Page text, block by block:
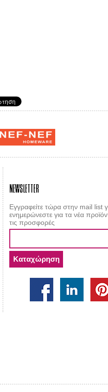
NEWSLETTER
Εγγραφείτε τώρα στην mail list
ενημερώνεστε για τα νέα
τις προσφορές